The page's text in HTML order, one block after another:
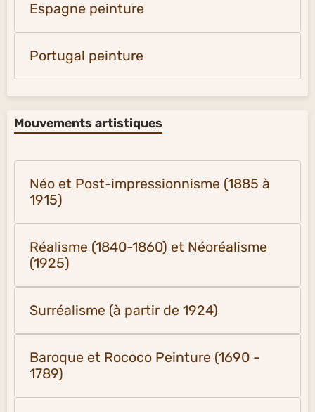
Espagne peinture
Portugal peinture
Mouvements artistiques
Néo et Post-impressionnisme (1885 à
1915)
Réalisme (1840-1860) et Néoréalisme
(1925)
Surréalisme (à partir de 1924)
Baroque et Rococo Peinture (1690 -
1789)